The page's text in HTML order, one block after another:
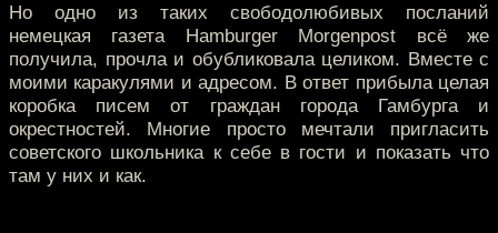
Но одно из таких свободолюбивых посланий
немецкая газета Hamburger Morgenpost всё же
получила, прочла и обубликовала целиком. Вместе с
моими каракулями и адресом. В ответ прибыла целая
коробка писем от граждан города Гамбурга и
окрестностей. Многие просто мечтали пригласить
советского школьника к себе в гости и показать что
там у них и как.